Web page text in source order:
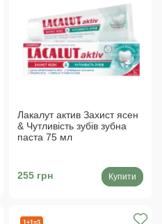
Лакалут актив Захист ясен
& Чутливість зубів зубна
паста 75 мл
255 грн Купити
1+1=3